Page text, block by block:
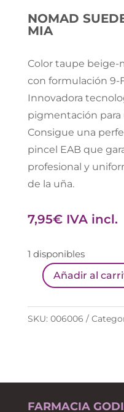
NOMAD
MIA
Color taupe beige-
con formulación 9-
Innovadora
pigmentación para
Consigue una
pincel EAB que
profesional y
de la uña.
7,95€ IVA incl.
1 disponibles
NOMAD
(2690)
Añadir al
SKU: 006006
FARMACIA